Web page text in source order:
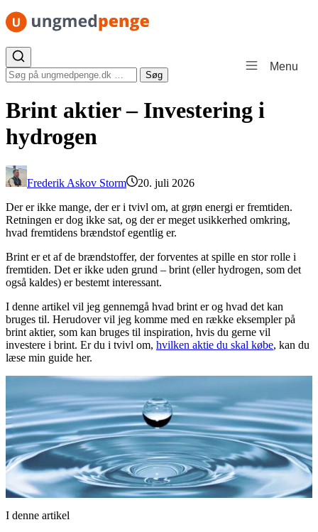
Spring til indhold
Menu
Søg efter: Søg
Brint aktier – Investering i
hydrogen
Frederik Askov Storm
20. juli 2026
Der er ikke mange, der er i tvivl om, at grøn energi er fremtiden.
Retningen er dog ikke sat, og der er meget usikkerhed omkring,
hvad fremtidens brændstof egentlig er.
Brint er et af de brændstoffer, der forventes at spille en stor rolle i
fremtiden. Det er ikke uden grund – brint (eller hydrogen, som det
også kaldes) er bestemt interessant.
I denne artikel vil jeg gennemgå hvad brint er og hvad det kan
bruges til. Herudover vil jeg komme med en række eksempler på
brint aktier, som kan bruges til inspiration, hvis du gerne vil
investere i brint. Er du i tvivl om, hvilken aktie du skal købe, kan du
læse min guide her.
I denne artikel